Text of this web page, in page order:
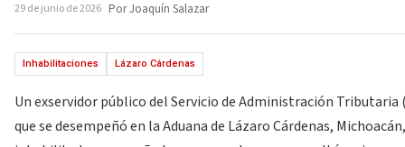
29 de junio de 2026 Por Joaquín Salazar
Inhabilitaciones Lázaro Cárdenas
Un exservidor público del Servicio de Administración Tributaria
que se desempeñó en la Aduana de Lázaro Cárdenas,